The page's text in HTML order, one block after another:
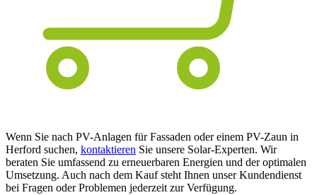
Wenn Sie nach PV-Anlagen für Fassaden oder einem PV-Zaun in
Herford suchen, kontaktieren Sie unsere Solar-Experten. Wir
beraten Sie umfassend zu erneuerbaren Energien und der optimalen
Umsetzung. Auch nach dem Kauf steht Ihnen unser Kundendienst
bei Fragen oder Problemen jederzeit zur Verfügung.